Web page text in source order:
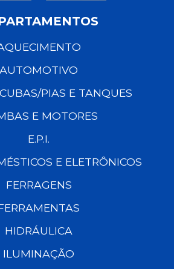
AUTOMOTIVO
PIAS E TANQUES
E MOTORES
E.P.I.
E ELETRÔNICOS
FERRAGENS
HIDRÁULICA
ILUMINAÇÃO